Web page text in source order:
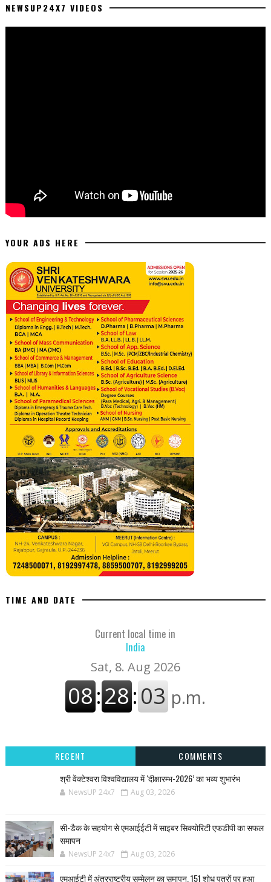
NEWSUP24X7 VIDEOS
YOUR ADS HERE
TIME AND DATE
Current local time in
India
RECENT
COMMENTS
श्री वेंक्टेश्वरा विश्वविद्यालय में ‘दीक्षारम्भ-2026’ का भव्य शुभारंभ
NewsUP 24x7 Aug 03, 2026
सी-डैक के सहयोग से एमआईईटी में साइबर सिक्योरिटी एफडीपी का सफल
समापन
NewsUP 24x7 Aug 03, 2026
एमआईटी में अंतरराष्ट्रीय सम्मेलन का समापन, 151 शोध पत्रों पर हुआ